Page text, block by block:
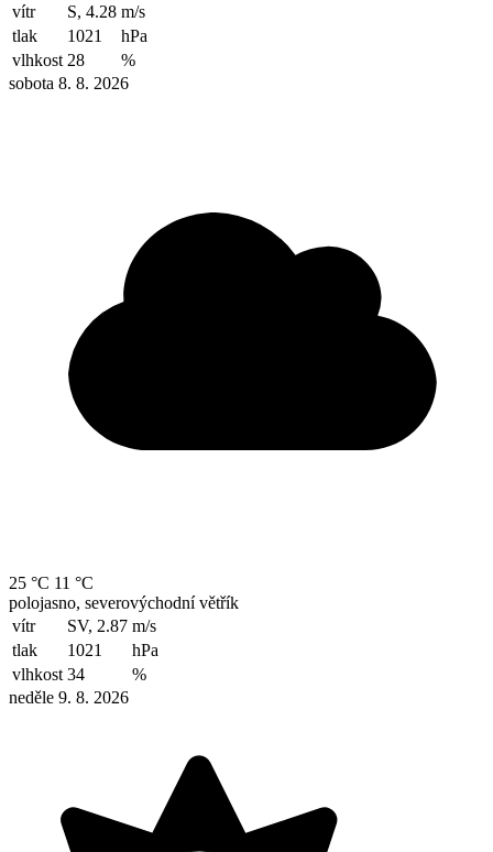
vítr
S, 4.28 m/s
tlak
1021
hPa
vlhkost 28
%
sobota 8. 8. 2026
25 °C 11 °C
polojasno, severovýchodní větřík
vítr
SV, 2.87 m/s
tlak
1021
hPa
vlhkost 34
%
neděle 9. 8. 2026